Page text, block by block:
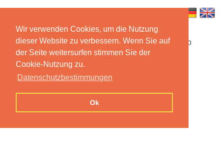
Wir verwenden Cookies, um die Nutzung
dieser Website zu verbessern. Wenn Sie auf
der Seite weitersurfen stimmen Sie der
Cookie-Nutzung zu.
Datenschutzbestimmungen
Ok
Startseite Funktionen Mobile App
Preise
Kontakt Impressum